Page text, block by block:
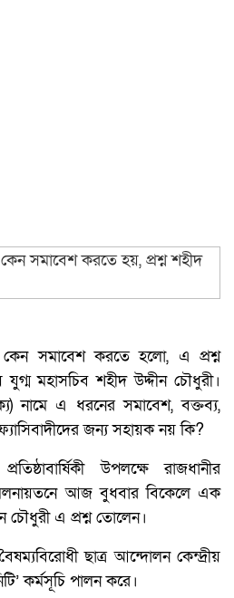
কেন সমাবেশ করতে হলো, এ প্রশ্ন
যুগ্ম মহাসচিব শহীদ উদ্দীন চৌধুরী।
নামে এ ধরনের সমাবেশ, বক্তব্য,
জন্য সহায়ক নয় কি?
উপলক্ষে রাজধানীর
মিলনায়তনে আজ বুধবার বিকেলে এক
চৌধুরী এ প্রশ্ন তোলেন।
ছাত্র আন্দোলন কেন্দ্রীয়
কর্মসূচি পালন করে।